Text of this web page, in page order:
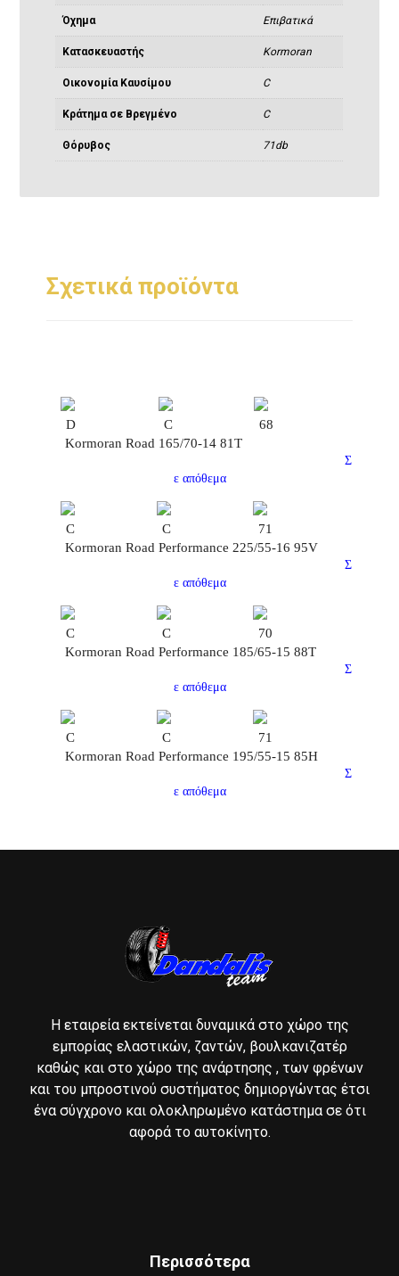
Όχημα Eπιβατικά
Κατασκευαστής Kormoran
Οικονομία Καυσίμου C
Κράτημα σε Βρεγμένο C
Θόρυβος 71db
Σχετικά προϊόντα
D C
68
Kormoran Road 165/70-14 81T
Σ
ε απόθεμα
C C
71
Kormoran Road Performance 225/55-16 95V
Σ
ε απόθεμα
C C
70
Kormoran Road Performance 185/65-15 88T
Σ
ε απόθεμα
C C
71
Kormoran Road Performance 195/55-15 85H
Σ
ε απόθεμα
Η εταιρεία εκτείνεται δυναμικά στο χώρο της
εμπορίας ελαστικών, ζαντών, βουλκανιζατέρ
καθώς και στο χώρο της ανάρτησης , των φρένων
και του μπροστινού συστήματος δημιοργώντας έτσι
ένα σύγχρονο και ολοκληρωμένο κατάστημα σε ότι
αφορά το αυτοκίνητο.
Περισσότερα